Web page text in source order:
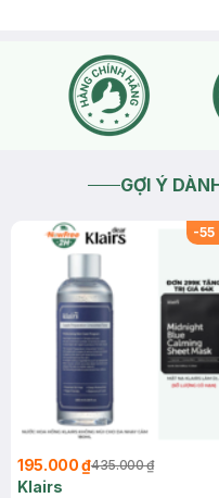
GỢI Ý
-55
195.000 ₫435.000 ₫
Klairs